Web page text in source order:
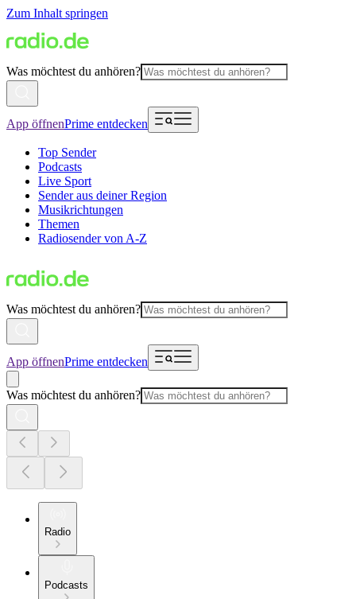
Zum Inhalt springen
Was möchtest du anhören?
App öffnenPrime entdecken
Top Sender
Podcasts
Live Sport
Sender aus deiner Region
Musikrichtungen
Themen
Radiosender von A-Z
Was möchtest du anhören?
App öffnenPrime entdecken
Was möchtest du anhören?
Radio
Podcasts